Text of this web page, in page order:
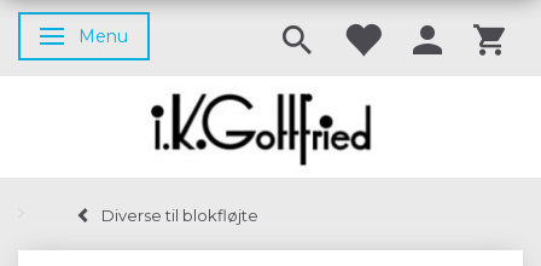
Skifte navigation
Menu
Diverse til blokfløjte